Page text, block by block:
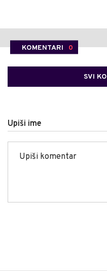
KOMENTARI 0
SVI
Upiši ime